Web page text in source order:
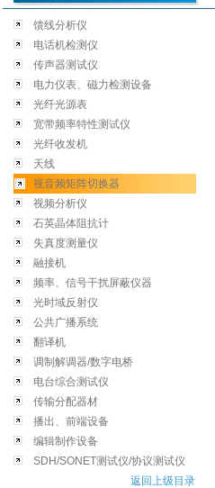
馈线分析仪
电话机检测仪
传声器测试仪
电力仪表、磁力检测设备
光纤光源表
宽带频率特性测试仪
光纤收发机
天线
视音频矩阵切换器
视频分析仪
石英晶体阻抗计
失真度测量仪
融接机
频率、信号干扰屏蔽仪器
光时域反射仪
公共广播系统
翻译机
调制解调器/数字电桥
电台综合测试仪
传输分配器材
播出、前端设备
编辑制作设备
SDH/SONET测试仪/协议测试仪
返回上级目录